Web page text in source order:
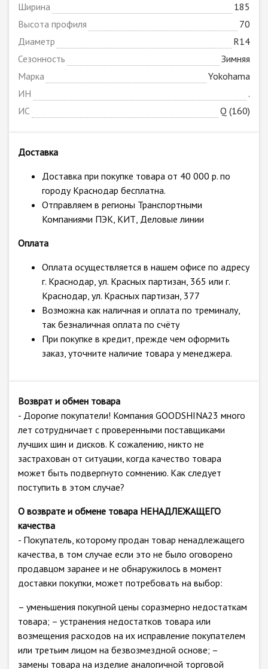
Ширина
185
Высота профиля
70
Диаметр
R14
Сезонность
Зимняя
Марка
Yokohama
ИН
.
ИС
Q (160)
Доставка
Доставка при покупке товара от 40 000 р. по
городу Краснодар бесплатна.
Отправляем в регионы Транспортными
Компаниями ПЭК, КИТ, Деловые линии
Оплата
Оплата осуществляется в нашем офисе по адресу
г. Краснодар, ул. Красных партизан, 365 или г.
Краснодар, ул. Красных партизан, 377
Возможна как наличная и оплата по треминалу,
так безналичная оплата по счёту
При покупке в кредит, прежде чем оформить
заказ, уточните наличие товара у менеджера.
Возврат и обмен товара
- Дорогие покупатели! Компания GOODSHINA23 много
лет сотрудничает с проверенными поставщиками
лучших шин и дисков. К сожалению, никто не
застрахован от ситуации, когда качество товара
может быть подвергнуто сомнению. Как следует
поступить в этом случае?
О возврате и обмене товара НЕНАДЛЕЖАЩЕГО
качества
- Покупатель, которому продан товар ненадлежащего
качества, в том случае если это не было оговорено
продавцом заранее и не обнаружилось в момент
доставки покупки, может потребовать на выбор:
– уменьшения покупной цены соразмерно недостаткам
товара; – устранения недостатков товара или
возмещения расходов на их исправление покупателем
или третьим лицом на безвозмездной основе; –
замены товара на изделие аналогичной торговой